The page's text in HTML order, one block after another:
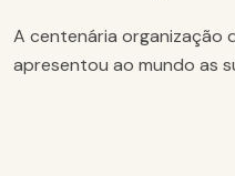
A centenária organização
apresentou ao mundo as